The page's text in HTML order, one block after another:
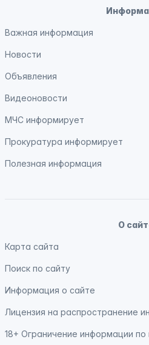
Важная информация
Новости
Объявления
Видеоновости
МЧС информирует
Прокуратура информирует
Полезная информация
О
Карта сайта
Поиск по сайту
Информация о сайте
Лицензия на распространение
18+ Ограничение информации по